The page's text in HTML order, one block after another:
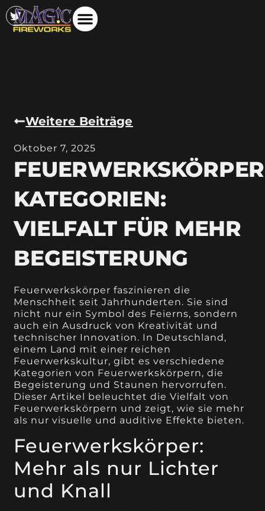
Weitere Beiträge
Oktober 7, 2025
FEUERWERKSKÖRPER
KATEGORIEN:
VIELFALT FÜR MEHR
BEGEISTERUNG
Feuerwerkskörper faszinieren die
Menschheit seit Jahrhunderten. Sie sind
nicht nur ein Symbol des Feierns, sondern
auch ein Ausdruck von Kreativität und
technischer Innovation. In Deutschland,
einem Land mit einer reichen
Feuerwerkskultur, gibt es verschiedene
Kategorien von Feuerwerkskörpern, die
Begeisterung und Staunen hervorrufen.
Dieser Artikel beleuchtet die Vielfalt von
Feuerwerkskörpern und zeigt, wie sie mehr
als nur visuelle und auditive Effekte bieten.
Feuerwerkskörper:
Mehr als nur Lichter
und Knall